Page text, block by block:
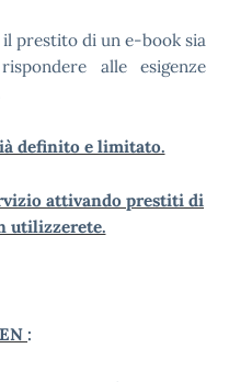
prestito di un e-book sia
alle esigenze
definito e limitato.
attivando prestiti di
utilizzerete.
: